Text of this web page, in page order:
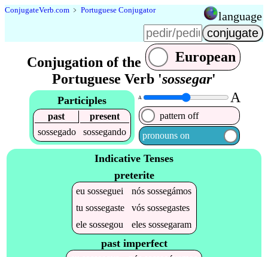
ConjugateVerb.com ﹥ Portuguese Conjugator language
Conjugation of the
European
Portuguese Verb 'sossegar'
Participles
past
present
sossegado
sossegando
A A
pattern off
pronouns on
Indicative Tenses
preterite
eusosseguei nóssossegámos
tusossegaste vóssossegastes
elesossegou elessossegaram
past imperfect